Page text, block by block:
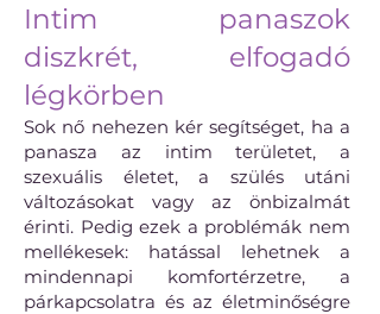
Intim panaszok
diszkrét, elfogadó
légkörben
Sok nő nehezen kér segítséget, ha a
panasza az intim területet, a
szexuális életet, a szülés utáni
változásokat vagy az önbizalmát
érinti. Pedig ezek a problémák nem
mellékesek: hatással lehetnek a
mindennapi komfortérzetre, a
párkapcsolatra és az életminőségre